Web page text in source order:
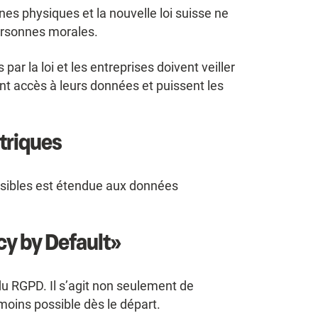
physiques et la nouvelle loi suisse ne
morales.
la loi et les entreprises doivent veiller
accès à leurs données et puissent les
est étendue aux données
by Default»
RGPD. Il s’agit non seulement de
possible dès le départ.